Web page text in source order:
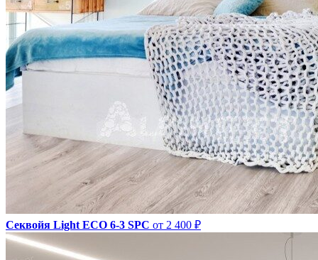
Секвойя Light ЕСО 6-3 SPC от 2 400 ₽